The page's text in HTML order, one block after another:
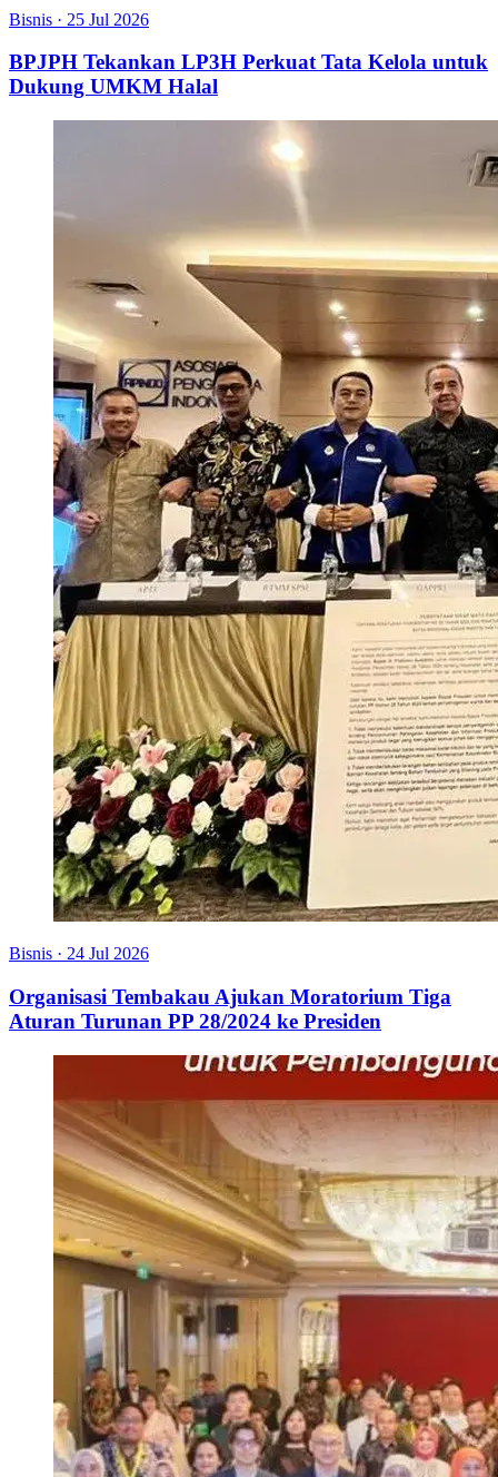
Bisnis · 25 Jul 2026
BPJPH Tekankan LP3H Perkuat Tata Kelola untuk
Dukung UMKM Halal
Bisnis · 24 Jul 2026
Organisasi Tembakau Ajukan Moratorium Tiga
Aturan Turunan PP 28/2024 ke Presiden